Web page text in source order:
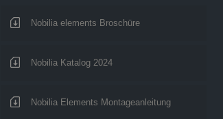
Nobilia elements Broschüre
Nobilia Katalog 2024
Nobilia Elements Montageanleitung